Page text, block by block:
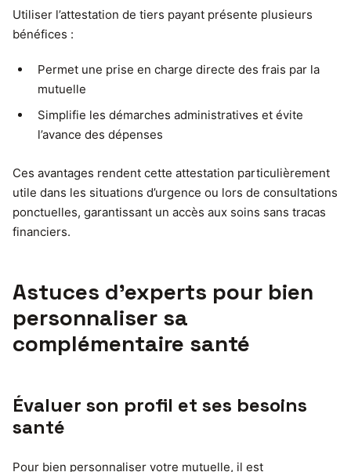
Utiliser l’attestation de tiers payant présente plusieurs
bénéfices :
Permet une prise en charge directe des frais par la
mutuelle
Simplifie les démarches administratives et évite
l’avance des dépenses
Ces avantages rendent cette attestation particulièrement
utile dans les situations d’urgence ou lors de consultations
ponctuelles, garantissant un accès aux soins sans tracas
financiers.
Astuces d’experts pour bien
personnaliser sa
complémentaire santé
Évaluer son profil et ses besoins
santé
Pour bien personnaliser votre mutuelle, il est